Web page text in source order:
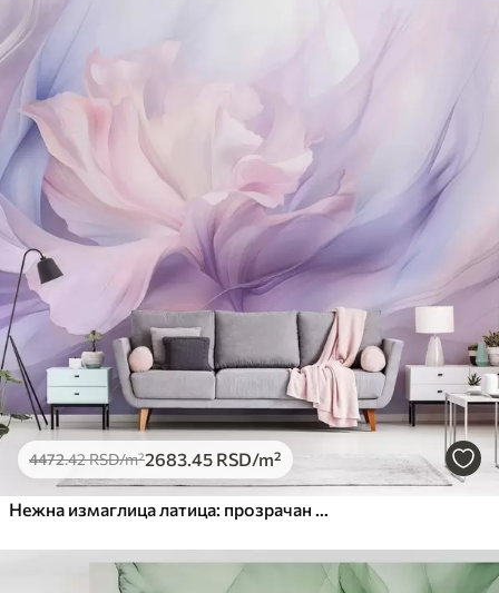
4472.42RSD/m²2683 .45 RSD/m²